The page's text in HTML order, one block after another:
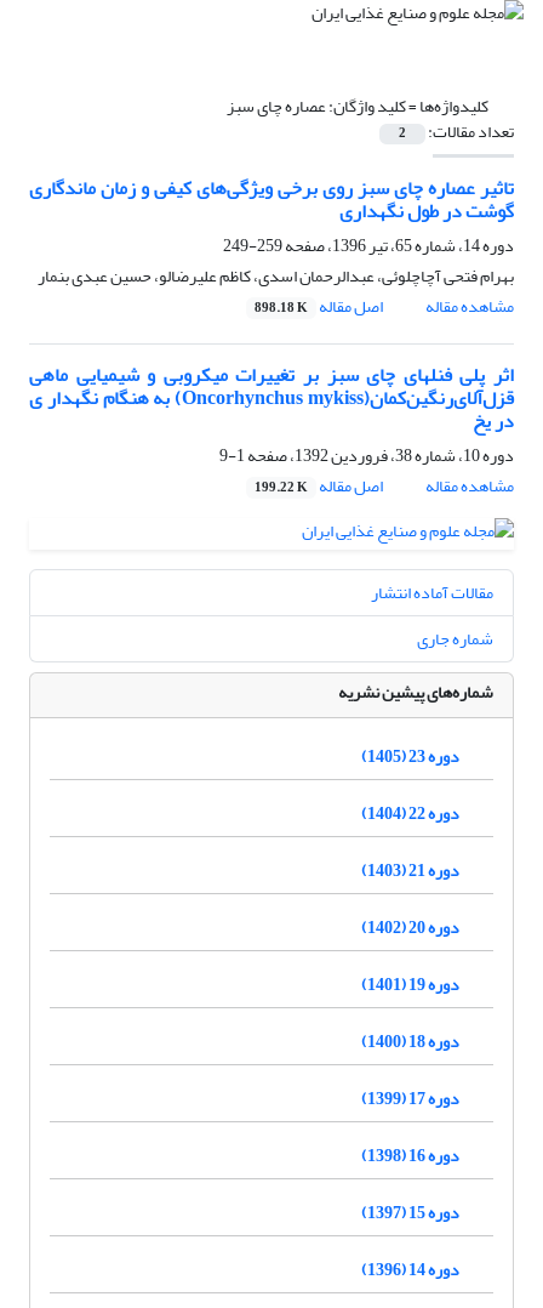
کلیدواژه‌ها =کلید واژگان: عصاره چای سبز
تعداد مقالات: 2
تاثیر عصاره چای سبز روی برخی ویژگی‌های کیفی و زمان ماندگاری
گوشت در طول نگهداری
دوره 14، شماره 65، تیر 1396، صفحه
259-249
بهرام فتحی آچاچلوئی، عبدالرحمان اسدی، کاظم علیرضالو، حسین عبدی بنمار
مشاهده مقاله
اصل مقاله 898.18 K
اثر پلی فنلهای چای سبز بر تغییرات میکروبی و شیمیایی ماهی
قزل‌آلای‌رنگین‌کمان(Oncorhynchus mykiss) به هنگام نگهدار ی
در یخ
دوره 10، شماره 38، فروردین 1392، صفحه
1-9
مشاهده مقاله
اصل مقاله 199.22 K
مقالات آماده انتشار
شماره جاری
شماره‌های پیشین نشریه
دوره 23 (1405)
دوره 22 (1404)
دوره 21 (1403)
دوره 20 (1402)
دوره 19 (1401)
دوره 18 (1400)
دوره 17 (1399)
دوره 16 (1398)
دوره 15 (1397)
دوره 14 (1396)